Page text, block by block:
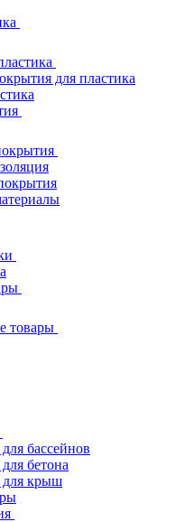
для пластика
товары
бассейнов
бетона
для крыш